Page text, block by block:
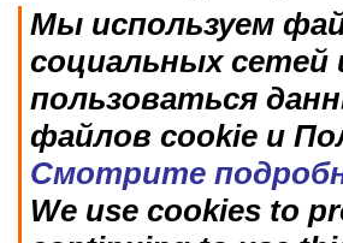
Мы используем
социальных сетей
пользоваться
файлов cookie и
Смотрите
We use cookies to